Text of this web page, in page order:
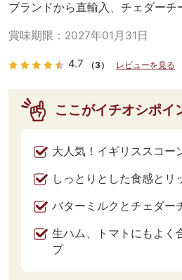
ブランドから直輸入、チェダーチ
賞味期限： 2027年01月31日
4.7 （3） レビューを見る
ここがイチオシポイ
大人気！イギリススコー
しっとりとした食感とリ
バターミルクとチェダー
生ハム、トマトにもよく
プ